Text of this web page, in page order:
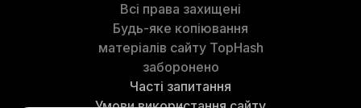
Всі права захищені
Будь-яке копіювання
матеріалів сайту TopHash
заборонено
Часті запитання